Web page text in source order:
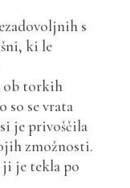
s
ki le
ob torkih
so se vrata
je privoščila
zmožnosti.
je tekla po